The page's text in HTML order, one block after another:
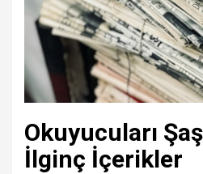
Okuyucuları
İlginç İçerikler